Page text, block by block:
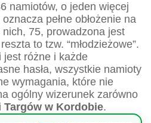
namiotów, o jeden więcej
pełne obłożenie na
75, prowadzona jest
to tzw. “młodzieżowe”.
jest różne i każde
hasła, wszystkie namioty
wymagania, które nie
ogólny wizerunek zarówno
Targów w Kordobie.